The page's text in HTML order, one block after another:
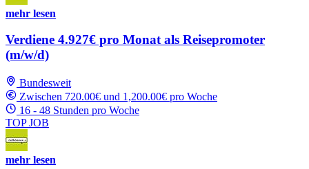
mehr lesen
Verdiene 4.927€ pro Monat als Reisepromoter
(m/w/d)
Bundesweit
Zwischen 720.00€ und 1,200.00€ pro Woche
16 - 48 Stunden pro Woche
TOP JOB
mehr lesen